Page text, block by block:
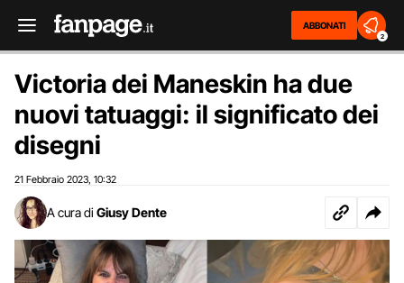
ABBONATI
2
Victoria dei Maneskin ha due
nuovi tatuaggi: il significato dei
disegni
21 Febbraio 2023 10:32
A cura di Giusy Dente